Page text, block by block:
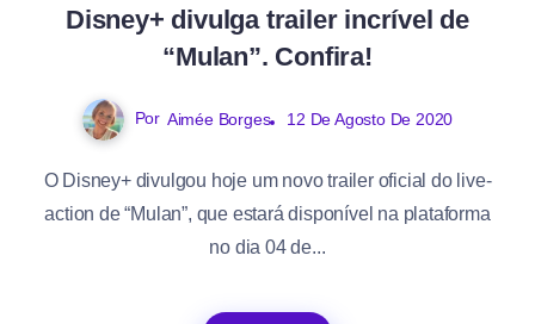
Disney+ divulga trailer incrível de
“Mulan”. Confira!
Por Aimée Borges 12 De Agosto De 2020
O Disney+ divulgou hoje um novo trailer oficial do live-
action de “Mulan”, que estará disponível na plataforma
no dia 04 de...